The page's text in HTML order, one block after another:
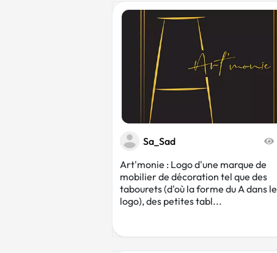
Sa_Sad
Art'monie : Logo d'une marque de
mobilier de décoration tel que des
tabourets (d'où la forme du A dans le
logo), des petites tabl...